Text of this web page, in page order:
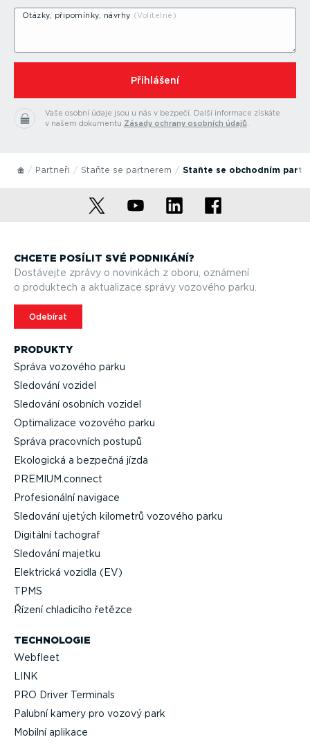
Otázky, připomínky, návrhy
⁠Přihlášení
Vaše osobní údaje jsou u nás v bezpečí. Další informace získáte
v našem dokumentu Zásady ochrany osobních údajů.
Partneři Staňte se partnerem Staňte se obchodním
PRODUKTY
Správa vozového parku
Sledování vozidel
Sledování osobních vozidel
Optima­lizace vozového parku
Správa pracovních postupů
Ekologická a bezpečná jízda
PREMIUM.connect
Profe­si­o­nální navigace
Sledování ujetých kilometrů vozového parku
Digitální tachograf
Sledování majetku
Elektrická vozidla (EV)
TPMS
Řízení chladicího řetězce
TECHNOLOGIE
Webfleet
LINK
PRO Driver Terminals
Palubní kamery pro vozový park
Mobilní aplikace
CHCETE POSÍLIT SVÉ PODNIKÁNÍ?
Dostávejte zprávy o novinkách z oboru, oznámení
o produktech a aktualizace správy vozového parku.
Odebírat